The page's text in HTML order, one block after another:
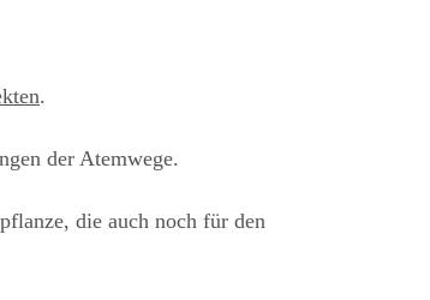
.
der Atemwege.
die auch noch für den